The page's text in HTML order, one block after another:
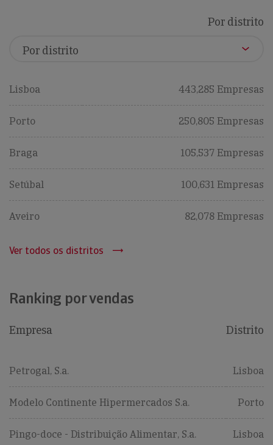
Por distrito
Lisboa 443,285 Empresas
Porto 250,805 Empresas
Braga 105,537 Empresas
Setúbal 100,631 Empresas
Aveiro 82,078 Empresas
Ver todos os distritos
Ranking por vendas
Empresa Distrito
Petrogal, S.a. Lisboa
Modelo Continente Hipermercados S.a. Porto
Pingo-doce - Distribuição Alimentar, S.a. Lisboa